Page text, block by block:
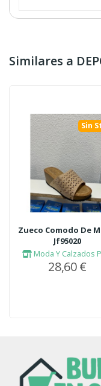
Similares a
Sin
Zueco Comodo De
Jf95020
Moda Y Calzados
28,60 €